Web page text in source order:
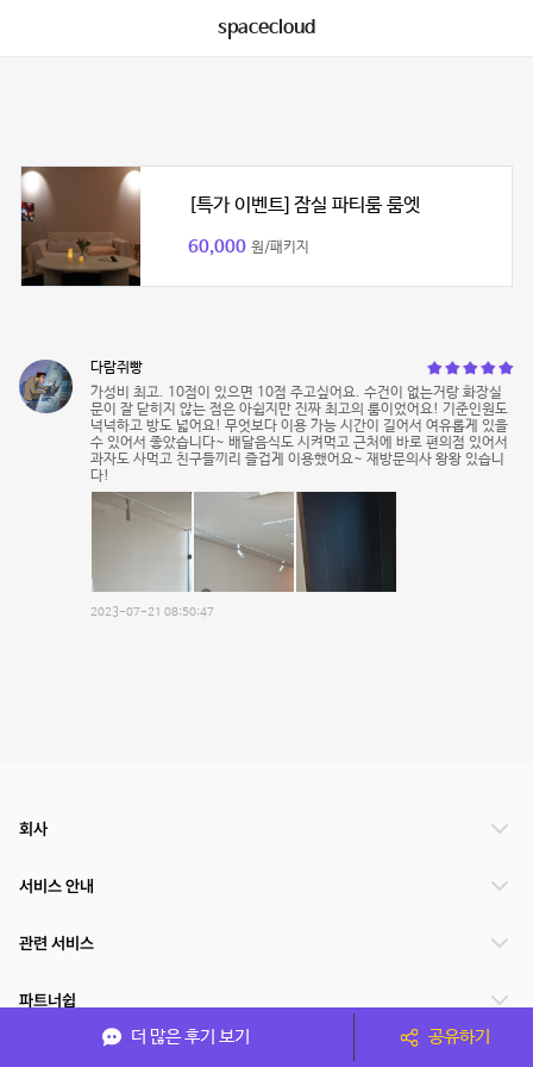
spacecloud
[특가 이벤트] 잠실 파티룸 룸엣
60,000 원/패키지
다람쥐빵
가성비 최고. 10점이 있으면 10점 주고싶어요. 수건이 없는거랑 화장실
문이 잘 닫히지 않는 점은 아쉽지만 진짜 최고의 룸이었어요! 기준인원도
넉넉하고 방도 넓어요! 무엇보다 이용 가능 시간이 길어서 여유롭게 있을
수 있어서 좋았습니다~ 배달음식도 시켜먹고 근처에 바로 편의점 있어서
과자도 사먹고 친구들끼리 즐겁게 이용했어요~ 재방문의사 왕왕 있습니
다!
2023-07-21 08:50:47
더 많은 후기 보기 공유하기
회사
서비스 안내
관련 서비스
파트너쉽